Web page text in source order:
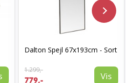
Dalton Spejl 67x193cm - Sort
1.299,-
779,- Vis